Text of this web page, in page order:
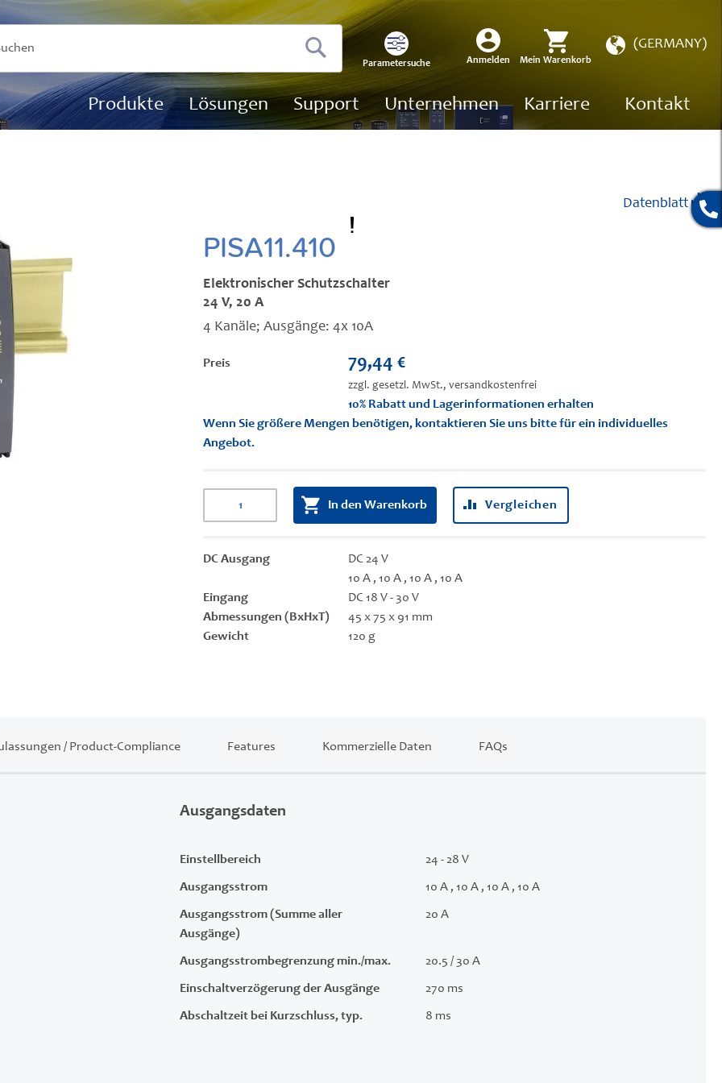
Suchen
Parametersuche Anmelden
Store
(GERMANY)
Mein Warenkorb
Produkte Lösungen Support Unternehmen Karriere Kontakt
PISA11.410
Elektronischer Schutzschalter
24 V, 20 A
4 Kanäle; Ausgänge: 4x 10A
Datenblatt
Preis 79,44 €
zzgl. gesetzl. MwSt., versandkostenfrei
10% Rabatt und Lagerinformationen erhalten
Wenn Sie größere Mengen benötigen, kontaktieren Sie uns bitte für ein individuelles
Angebot.
In den Warenkorb Vergleichen
DC Ausgang
DC 24 V
10 A , 10 A , 10 A , 10 A
Eingang
DC 18 V - 30 V
Abmessungen (BxHxT)
45 x 75 x 91 mm
Gewicht
120 g
Ausgangsdaten
Einstellbereich 24 - 28 V
Ausgangsstrom 10 A , 10 A , 10 A , 10 A
Ausgangsstrom (Summe aller
Ausgänge)
20 A
Ausgangsstrombegrenzung min./max. 20.5 / 30 A
Einschaltverzögerung der Ausgänge 270 ms
Abschaltzeit bei Kurzschluss, typ. 8 ms
/ Product-Compliance Features Kommerzielle Daten FAQs